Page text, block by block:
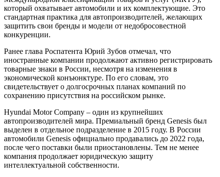
который охватывает автомобили и их комплектующие. Это
стандартная практика для автопроизводителей, желающих
защитить свои бренды и модели от недобросовестной
конкуренции.
Ранее глава Роспатента Юрий Зубов отмечал, что
иностранные компании продолжают активно регистрировать
товарные знаки в России, несмотря на изменения в
экономической конъюнктуре. По его словам, это
свидетельствует о долгосрочных планах компаний по
сохранению присутствия на российском рынке.
Hyundai Motor Company – один из крупнейших
автопроизводителей мира. Премиальный бренд Genesis был
выделен в отдельное подразделение в 2015 году. В России
автомобили Genesis официально продавались до 2022 года,
после чего поставки были приостановлены. Тем не менее
компания продолжает юридическую защиту
интеллектуальной собственности.